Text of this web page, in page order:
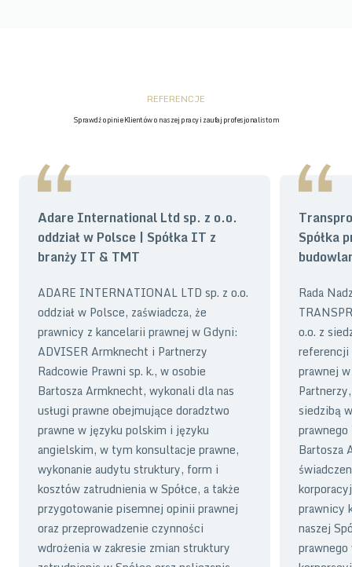
REFERENCJE
Sprawdź opinie Klientów o naszej pracy i zaufaj profesjonalistom
Adare International Ltd sp. z o.o.
oddział w Polsce | Spółka IT z
branży IT & TMT
ADARE INTERNATIONAL LTD sp. z o.o.
oddział w Polsce, zaświadcza, że
prawnicy z kancelarii prawnej w Gdyni:
ADVISER Armknecht i Partnerzy
Radcowie Prawni sp. k., w osobie
Bartosza Armknecht, wykonali dla nas
usługi prawne obejmujące doradztwo
prawne w języku polskim i języku
angielskim, w tym konsultacje prawne,
wykonanie audytu struktury, form i
kosztów zatrudnienia w Spółce, a także
przygotowanie pisemnej opinii prawnej
oraz przeprowadzenie czynności
wdrożenia w zakresie zmian struktury
Spółka
Rada
o.o. z
referencji
prawnej
siedzibą
Bartosza
prawnicy
naszej